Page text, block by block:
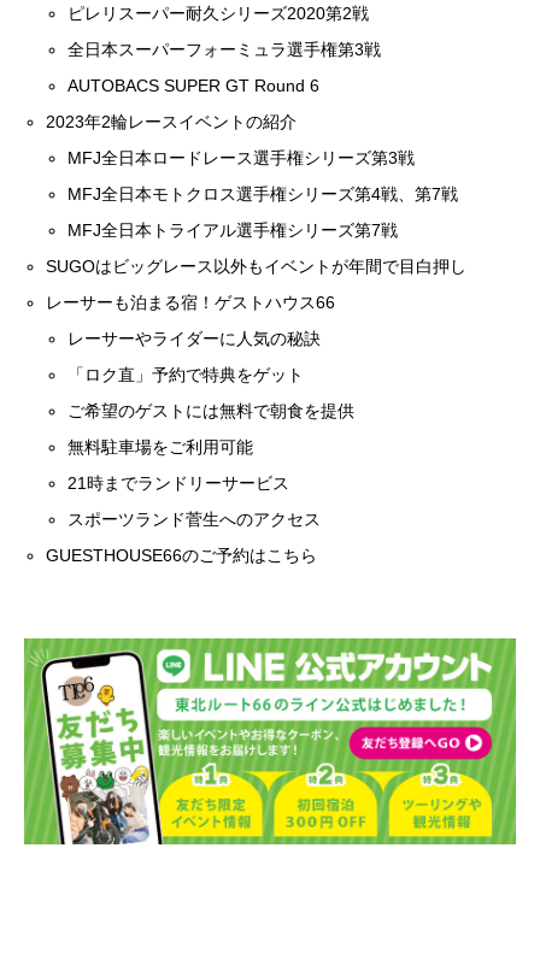
ピレリスーパー耐久シリーズ2020第2戦
全日本スーパーフォーミュラ選手権第3戦
AUTOBACS SUPER GT Round 6
2023年2輪レースイベントの紹介
MFJ全日本ロードレース選手権シリーズ第3戦
MFJ全日本モトクロス選手権シリーズ第4戦、第7戦
MFJ全日本トライアル選手権シリーズ第7戦
SUGOはビッグレース以外もイベントが年間で目白押し
レーサーも泊まる宿！ゲストハウス66
レーサーやライダーに人気の秘訣
「ロク直」予約で特典をゲット
ご希望のゲストには無料で朝食を提供
無料駐車場をご利用可能
21時までランドリーサービス
スポーツランド菅生へのアクセス
GUESTHOUSE66のご予約はこちら